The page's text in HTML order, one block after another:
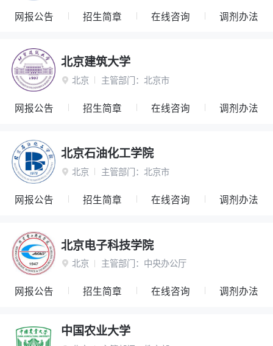
网报公告 招生简章 在线咨询 调剂办法
北京建筑大学
 北京 主管部门： 北京市
网报公告 招生简章 在线咨询 调剂办法
北京石油化工学院
 北京 主管部门： 北京市
网报公告 招生简章 在线咨询 调剂办法
北京电子科技学院
 北京 主管部门： 中央办公厅
网报公告 招生简章 在线咨询 调剂办法
中国农业大学